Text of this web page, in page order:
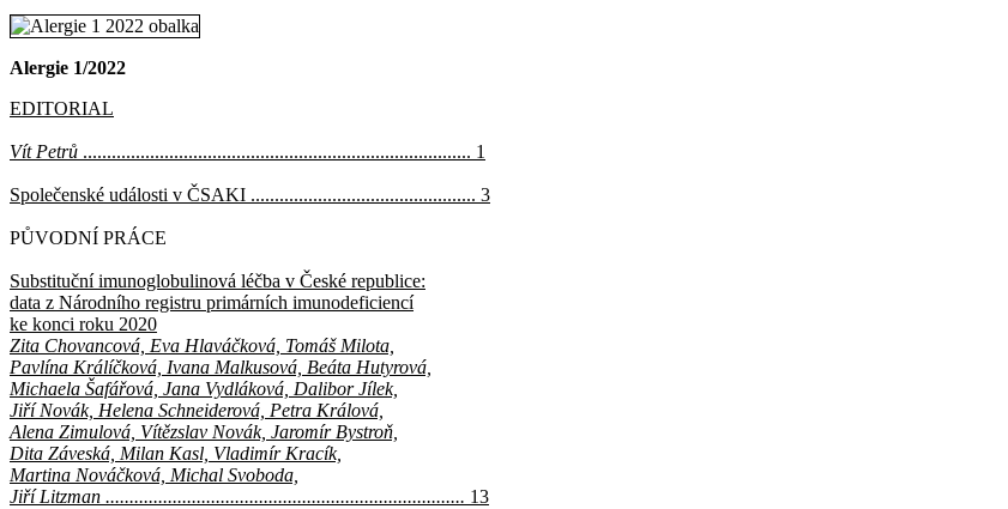
Alergie 1/2022
EDITORIAL
Vít Petrů ................................................................................. 1
Společenské události v ČSAKI ............................................... 3
PŮVODNÍ PRÁCE
Substituční imunoglobulinová léčba v České republice:
data z Národního registru primárních imunodeficiencí
ke konci roku 2020
Zita Chovancová, Eva Hlaváčková, Tomáš Milota,
Pavlína Králíčková, Ivana Malkusová, Beáta Hutyrová,
Michaela Šafářová, Jana Vydláková, Dalibor Jílek,
Jiří Novák, Helena Schneiderová, Petra Králová,
Alena Zimulová, Vítězslav Novák, Jaromír Bystroň,
Dita Záveská, Milan Kasl, Vladimír Kracík,
Martina Nováčková, Michal Svoboda,
Jiří Litzman ........................................................................... 13